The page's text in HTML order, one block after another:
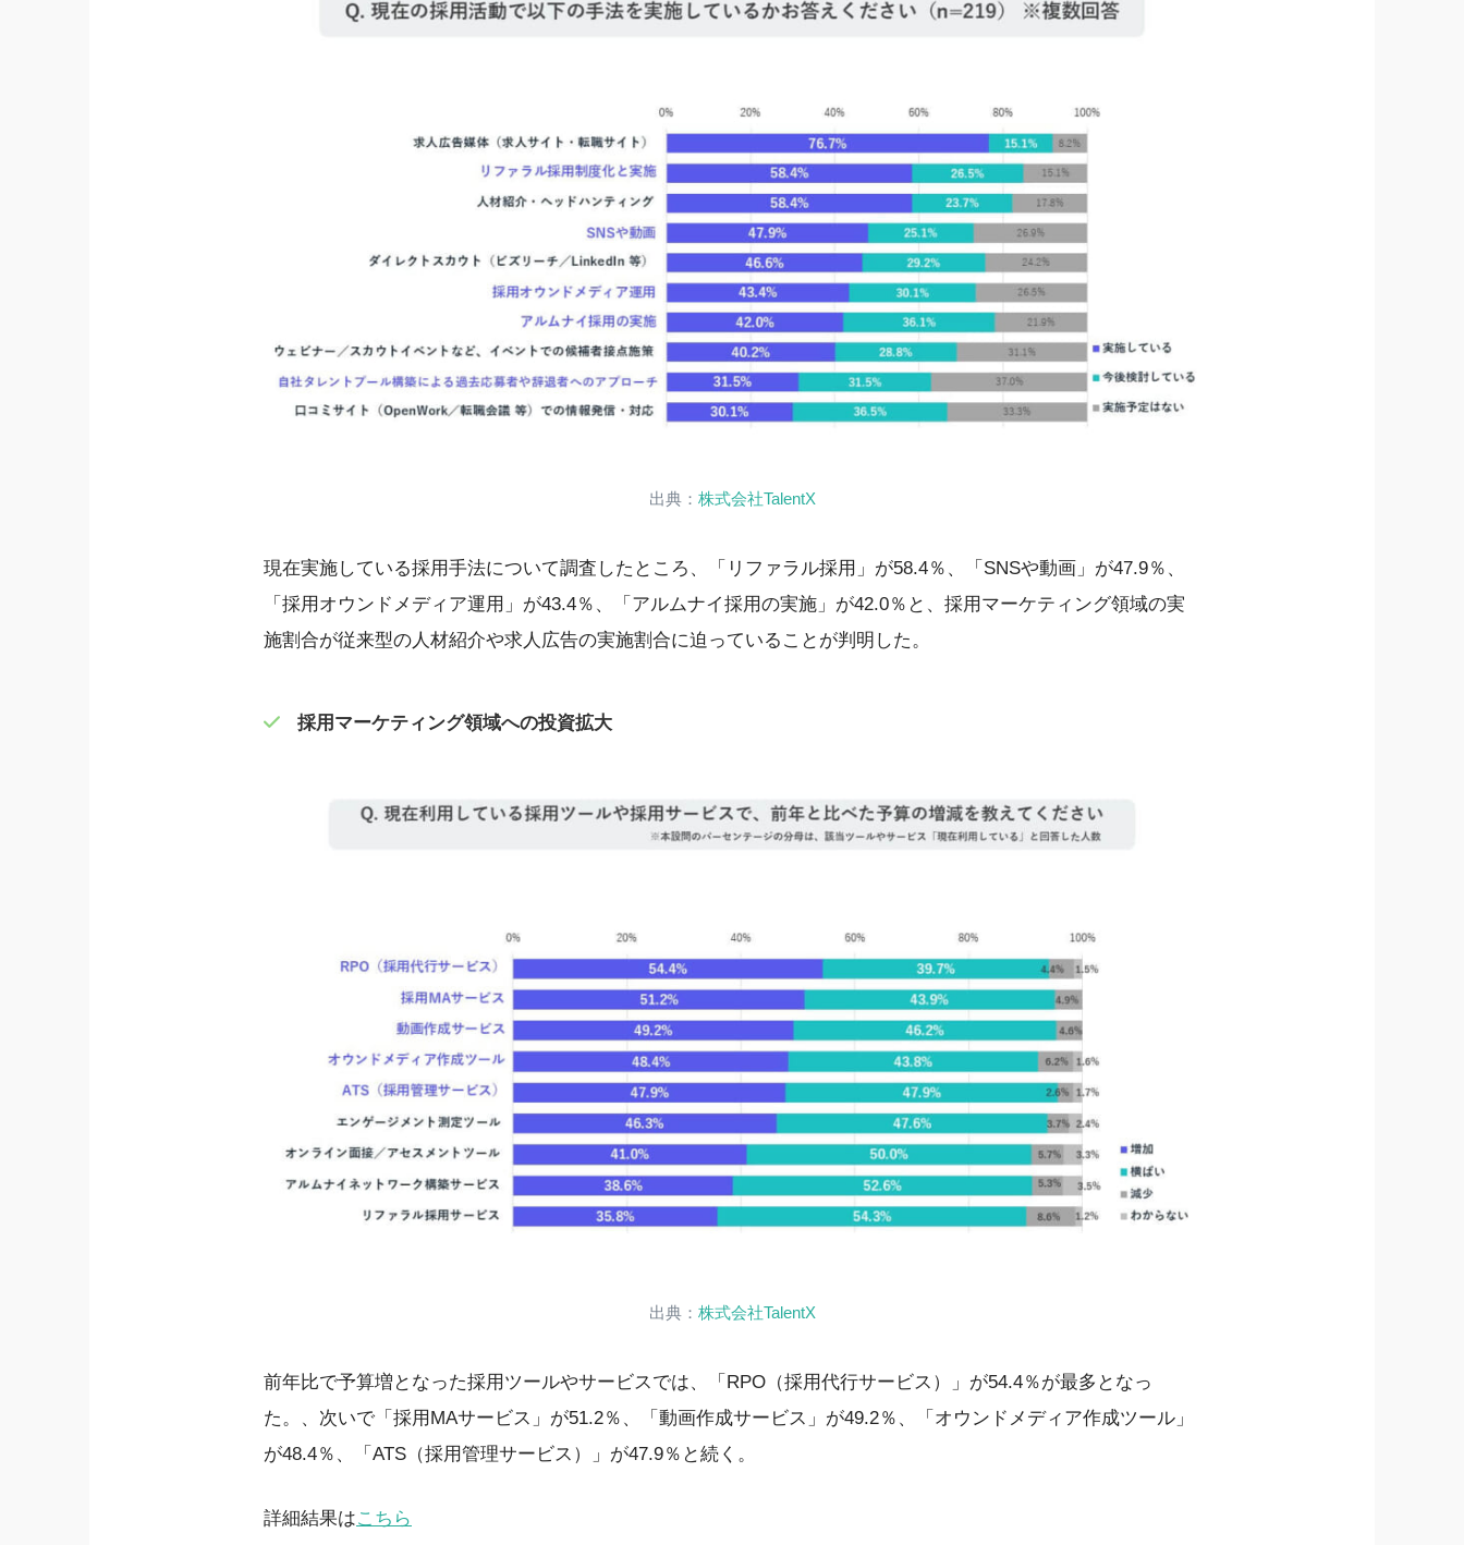
出典： 株式会社TalentX
現在実施している採用手法について調査したところ、「リファラル採用」が58.4％、「SNSや動画」が47.9％、
「採用オウンドメディア運用」が43.4％、「アルムナイ採用の実施」が42.0％と、採用マーケティング領域の実
施割合が従来型の人材紹介や求人広告の実施割合に迫っていることが判明した。
採用マーケティング領域への投資拡大
出典： 株式会社TalentX
前年比で予算増となった採用ツールやサービスでは、「RPO（採用代行サービス）」が54.4％が最多となっ
た。、次いで「採用MAサービス」が51.2％、「動画作成サービス」が49.2％、「オウンドメディア作成ツール」
が48.4％、「ATS（採用管理サービス）」が47.9％と続く。
詳細結果はこちら